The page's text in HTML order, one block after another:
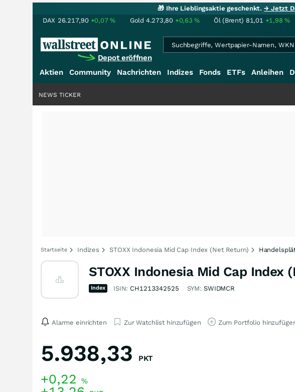
🎁 Ihre Lieblingsaktie geschenkt.→ Jetzt
DAX 26.217,90 +0,07% Gold 4.273,80 +0,63% Öl (Brent) 81,01 +1,98%
Depot eröffnen
Aktien Community Nachrichten Indizes Fonds ETFs Anleihen
NEWS TICKER
Startseite Indizes STOXX Indonesia Mid Cap Index (Net Return)
STOXX Indonesia Mid Cap Index
Index ISIN: CH1213342525 SYM: SWIDMCR
Alarme einrichten Zur Watchlist hinzufügen Zum Portfolio
5.938,33 PKT
+0,22 %